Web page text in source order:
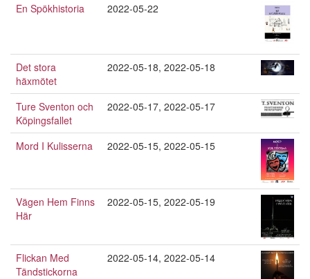
En Spökhistoria 2022-05-22
Det stora
häxmötet
2022-05-18, 2022-05-18
Ture Sventon och
Köpingsfallet
2022-05-17, 2022-05-17
Mord I Kulisserna 2022-05-15, 2022-05-15
Vägen Hem Finns
Här
2022-05-15, 2022-05-19
Flickan Med
Tändstickorna
2022-05-14, 2022-05-14